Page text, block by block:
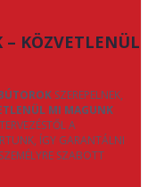
– KÖZVETLENÜL
SZEREPELNEK,
MI MAGUNK
A
ÍGY GARANTÁLNI
SZABOTT